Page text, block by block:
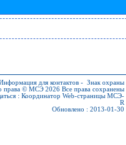
для контактов - Знак охраны
права © МСЭ 2026 Все права сохранены
: Координатор Web-страницы МСЭ-
R
Обновлено : 2013-01-30